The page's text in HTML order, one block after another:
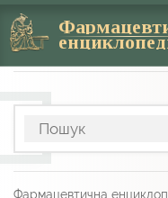
Фармацевтична